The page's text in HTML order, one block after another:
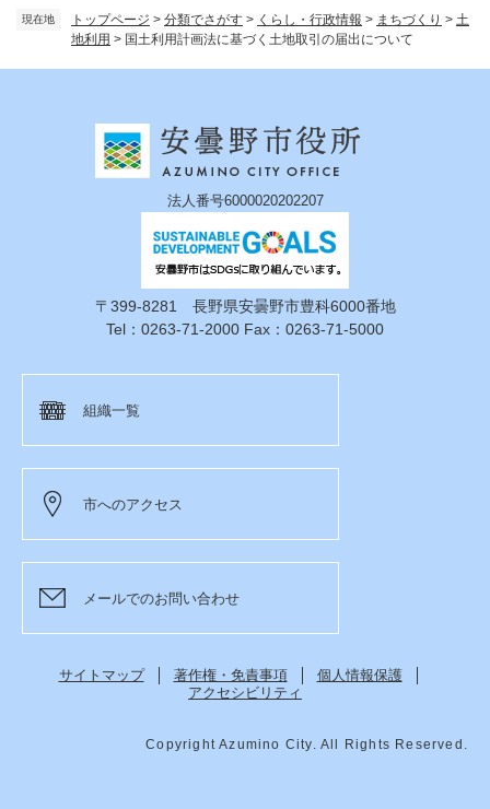
現在地 トップページ > 分類でさがす > くらし・行政情報 > まちづくり > 土
地利用 > 国土利用計画法に基づく土地取引の届出について
法人番号6000020202207
〒399-8281 長野県安曇野市豊科6000番地
Tel：0263-71-2000 Fax：0263-71-5000
組織一覧
市へのアクセス
メールでのお問い合わせ
サイトマップ 著作権・免責事項
個人情報保護
アクセシビリティ
Copyright Azumino City. All Rights Reserved.